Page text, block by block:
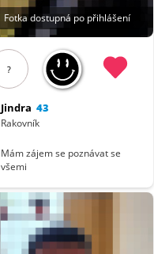
Fotka dostupná po přihlášení
?
Jindra 43
Rakovník
Mám zájem se poznávat se
všemi